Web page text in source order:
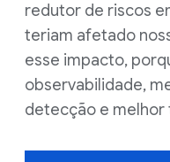
redutor de riscos
teriam afetado
esse impacto,
observabilidade,
detecção e melhor